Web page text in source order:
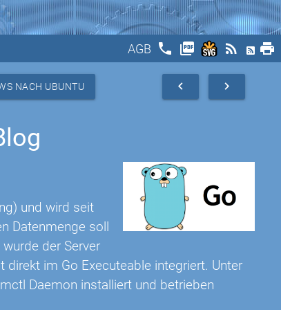
AGB phone picture_as_pdf rss_feed print
NACH UBUNTU navigate_next
navigate_before
und wird seit
Datenmenge soll
der Server
im Go Executeable integriert. Unter
Daemon installiert und betrieben